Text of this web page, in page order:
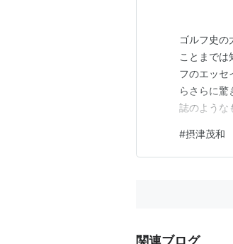
ゴルフ史の
ことまでは
フのエッセ
らさらに驚
誌のような
ことになる
のもかなり
#摂津茂和
関連ブログ